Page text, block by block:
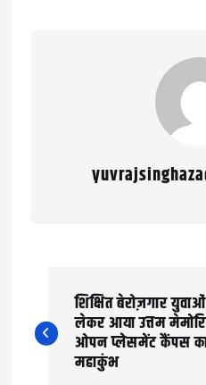
o
s
शिक्षित बेरोज़गार
लेकर आया उत्तम
ओपन प्लेसमेंट कैंपस
महाकुंभ